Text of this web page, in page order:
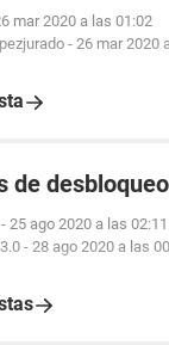
mar 2020 a las 01:02
- 26 mar 2020
de desbloqueo
- 25 ago 2020 a las 02:11
- 28 ago 2020 a las